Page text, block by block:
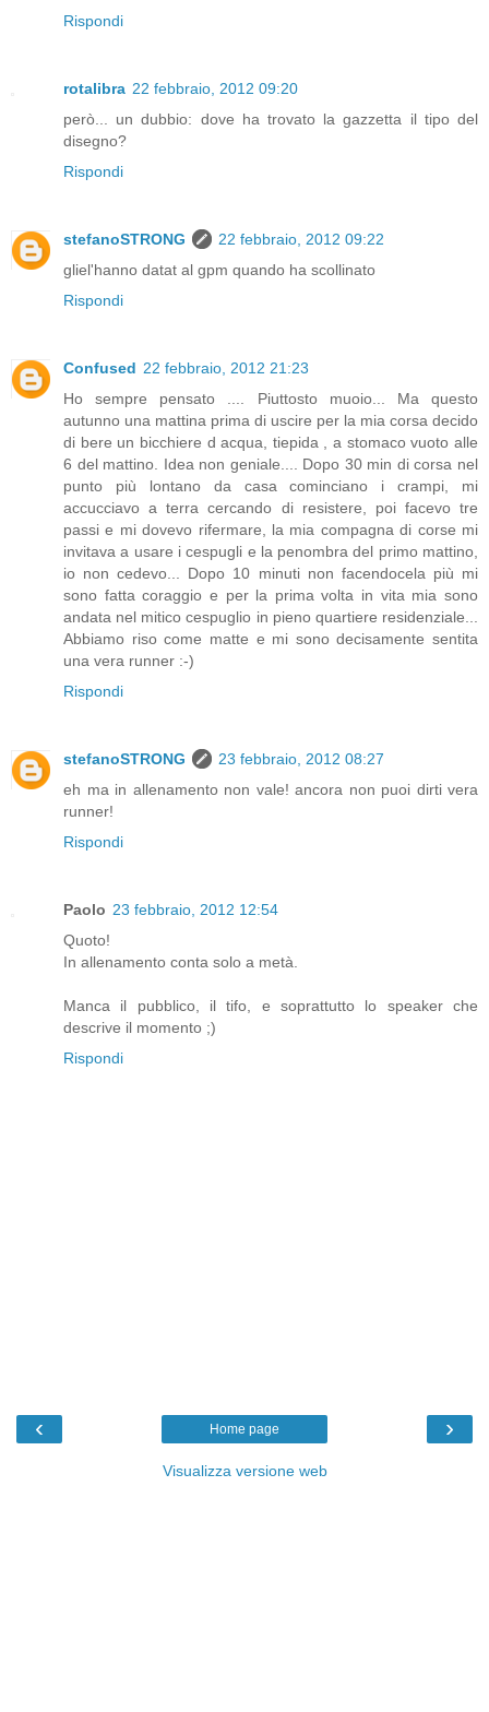
Rispondi
rotalibra 22 febbraio, 2012 09:20
però... un dubbio: dove ha trovato la gazzetta il tipo del
disegno?
Rispondi
stefanoSTRONG
22 febbraio, 2012 09:22
gliel'hanno datat al gpm quando ha scollinato
Rispondi
Confused 22 febbraio, 2012 21:23
Ho sempre pensato .... Piuttosto muoio... Ma questo
autunno una mattina prima di uscire per la mia corsa decido
di bere un bicchiere d acqua, tiepida , a stomaco vuoto alle
6 del mattino. Idea non geniale.... Dopo 30 min di corsa nel
punto più lontano da casa cominciano i crampi, mi
accucciavo a terra cercando di resistere, poi facevo tre
passi e mi dovevo rifermare, la mia compagna di corse mi
invitava a usare i cespugli e la penombra del primo mattino,
io non cedevo... Dopo 10 minuti non facendocela più mi
sono fatta coraggio e per la prima volta in vita mia sono
andata nel mitico cespuglio in pieno quartiere residenziale...
Abbiamo riso come matte e mi sono decisamente sentita
una vera runner :-)
Rispondi
stefanoSTRONG
23 febbraio, 2012 08:27
eh ma in allenamento non vale! ancora non puoi dirti vera
runner!
Rispondi
Paolo 23 febbraio, 2012 12:54
Quoto!
In allenamento conta solo a metà.
Manca il pubblico, il tifo, e soprattutto lo speaker che
descrive il momento ;)
Rispondi
‹ ›
Home page
Visualizza versione web